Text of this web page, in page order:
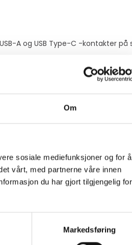
Om
sosiale mediefunksjoner og for å
vårt, med partnerne våre innen
du har gjort tilgjengelig for
Markedsføring
A og USB Type-C -kontakter på
til det bestemte hodesettet.
Poly QD-utstyrt hodesett.
øyeblikkelig tilgang til appen og